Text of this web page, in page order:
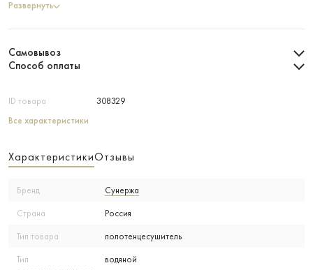
ID товара 308329
Все характеристики
Развернуть
Самовывоз
Способ оплаты
ХарактеристикиОтзывы
Бренд Сунержа
Страна Россия
Тип товара полотенцесушитель
Тип
водяной